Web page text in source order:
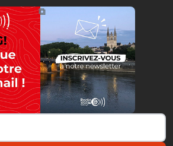
https://radio-g.fr?10168
⧉